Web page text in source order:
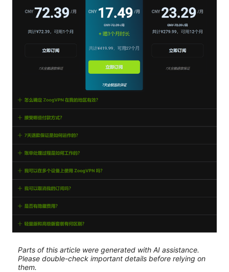
Parts of this article were generated with AI assistance.
Please double-check important details before relying on
them.